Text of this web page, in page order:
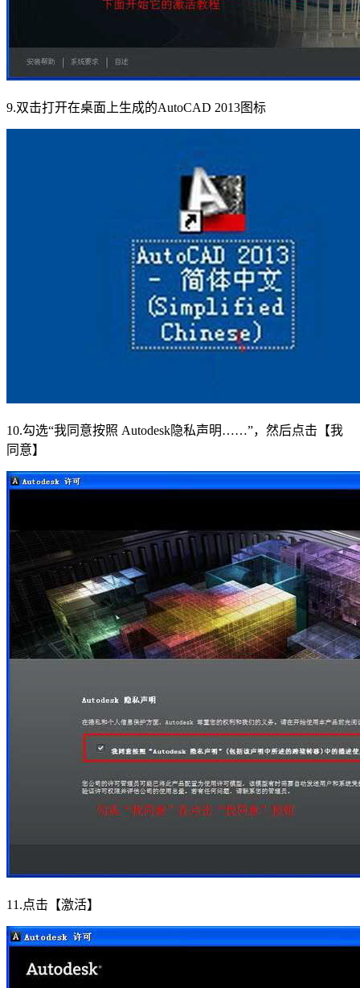
9.双击打开在桌面上生成的AutoCAD 2013图标
10.勾选“我同意按照 Autodesk隐私声明……”，然后点击【我
同意】
11.点击【激活】